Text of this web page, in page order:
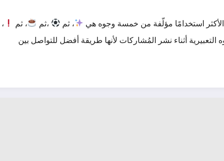
الأكثر استخدامًا مؤلّفة من خمسة وجوه هي ، ثم ،ثم ، ثم
،
أثناء نشر المُشاركات لأنها طريقة أفضل للتواصل بين